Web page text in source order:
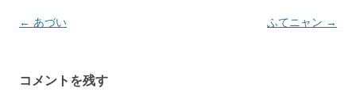
投
ビ
← あづい ふてニャン →
コメントを残す